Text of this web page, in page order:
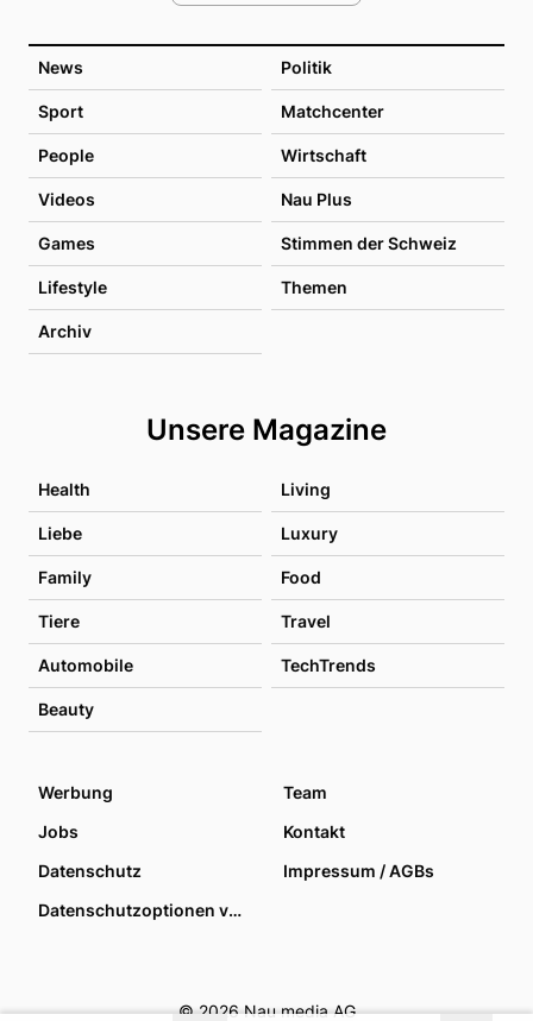
News Politik
Sport Matchcenter
People Wirtschaft
Videos Nau Plus
Games Stimmen der Schweiz
Lifestyle Themen
Archiv
Unsere Magazine
Health Living
Liebe Luxury
Family Food
Tiere Travel
Automobile TechTrends
Beauty
Werbung
Team
Jobs
Kontakt
Datenschutz
Impressum / AGBs
Datenschutzoptionen verwalten
© 2026 Nau media AG